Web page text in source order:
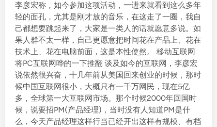
李彦宏称，如今参加这项活动，一进来就看到这么多年
轻的面孔，尤其是刚才放的音乐，在这走了一圈，我自
己都想要跳起来了，大家是一类人的话就愿意多说。如
果人群不太一样，自己更愿意把时间花在产品上、花在
技术上、花在电脑前面，这是本性使然。 移动互联网
将PC互联网哗的一下推翻 谈及如今的互联网，李彦宏
说依然很兴奋，十几年前从美国回来创业的时候，那时
候中国互联网很小，大概只有一千万网民，现在5亿
多，全球第一大互联网市场。那个时候2000年回国时
候，说要招PM(产品经理)，当时没有人知道PM是什
么，今天产品经理这样行当已经开出这样有规模、有档